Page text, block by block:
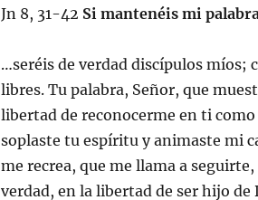
Jn 8, 31-42 Si mantenéis mi
…seréis de verdad discípulos míos;
libres. Tu palabra, Señor, que
libertad de reconocerme en ti
soplaste tu espíritu y animaste mi
me recrea, que me llama a
verdad, en la libertad de ser hijo de